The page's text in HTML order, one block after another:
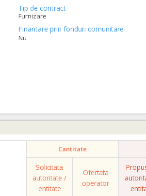
Tip de contract
Furnizare
Finantare prin fonduri comunitare
Nu
Cantitate
Solicitata
autoritate /
entitate
Ofertata
operator